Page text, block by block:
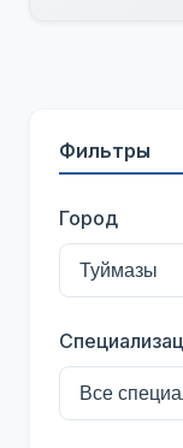
Фильтры
Город